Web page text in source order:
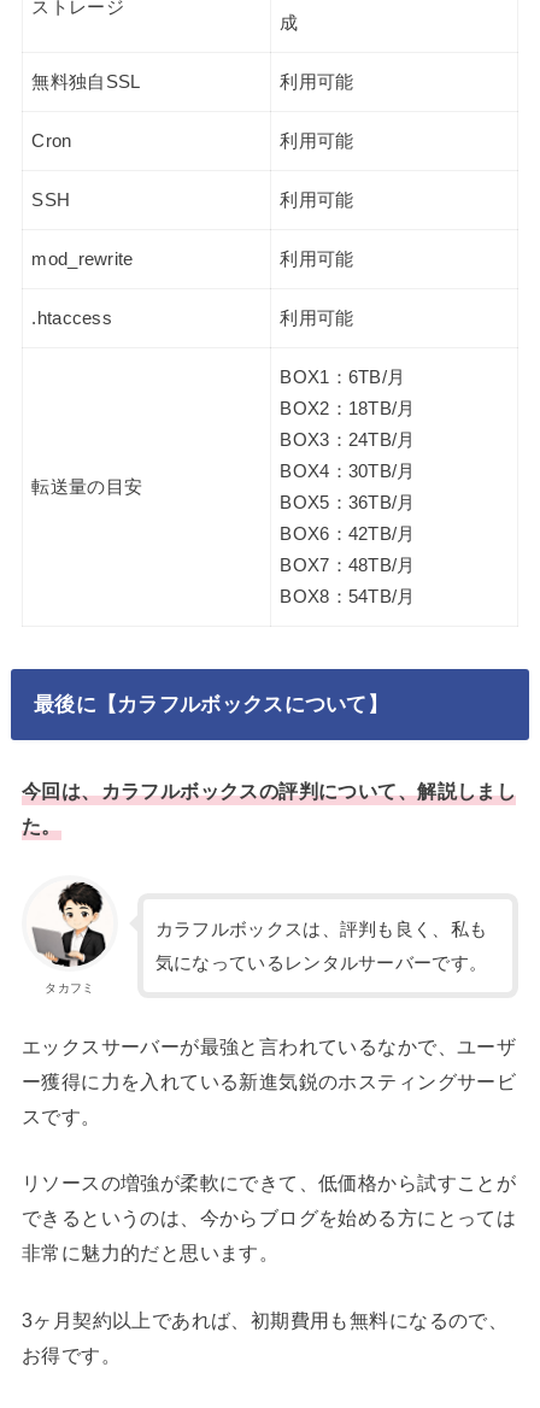
ストレージ
成
無料独自SSL 利用可能
Cron 利用可能
SSH 利用可能
mod_rewrite 利用可能
.htaccess 利用可能
転送量の目安
BOX1：6TB/月
BOX2：18TB/月
BOX3：24TB/月
BOX4：30TB/月
BOX5：36TB/月
BOX6：42TB/月
BOX7：48TB/月
BOX8：54TB/月
最後に【カラフルボックスについて】
今回は、カラフルボックスの評判について、解説しまし
た。
タカフミ
カラフルボックスは、評判も良く、私も
気になっているレンタルサーバーです。
エックスサーバーが最強と言われているなかで、ユーザ
ー獲得に力を入れている新進気鋭のホスティングサービ
スです。
リソースの増強が柔軟にできて、低価格から試すことが
できるというのは、今からブログを始める方にとっては
非常に魅力的だと思います。
3ヶ月契約以上であれば、初期費用も無料になるので、
お得です。